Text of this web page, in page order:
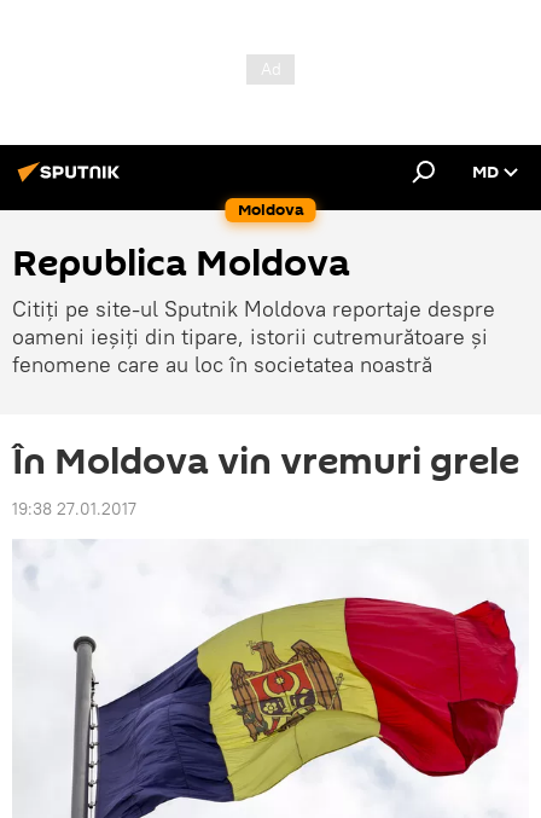
Moldova
MD
Republica Moldova
Citiți pe site-ul Sputnik Moldova reportaje despre
oameni ieșiți din tipare, istorii cutremurătoare și
fenomene care au loc în societatea noastră
În Moldova vin vremuri grele
19:38 27.01.2017